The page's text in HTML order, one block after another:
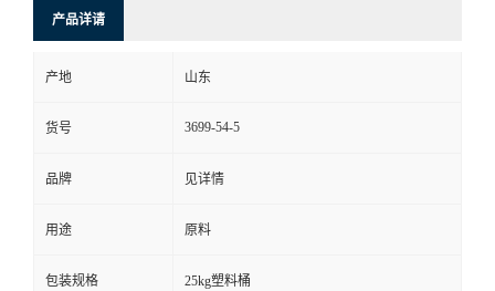
产品详请
产地 山东
货号 3699-54-5
品牌 见详情
用途 原料
包装规格 25kg塑料桶